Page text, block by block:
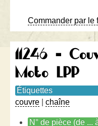
Commander par le
11246 -
Moto LPP
Étiquettes
couvre
chaîne
N° de pièce (de ...